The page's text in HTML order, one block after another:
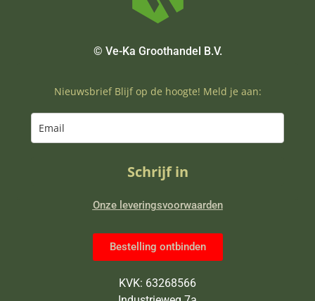
© Ve-Ka Groothandel B.V.
Nieuwsbrief Blijf op de hoogte! Meld je aan:
Schrijf in
Onze leveringsvoorwaarden
Bestelling ontbinden
KVK: 63268566